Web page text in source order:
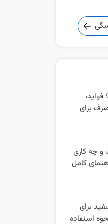
برای
و چه کاری
کامل
برای
استفاده